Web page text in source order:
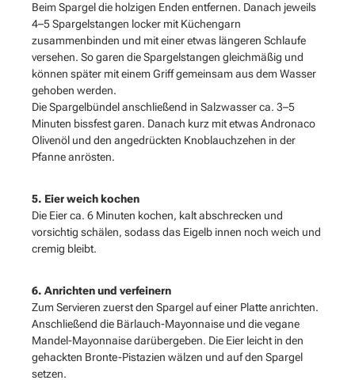
Beim Spargel die holzigen Enden entfernen. Danach jeweils
4–5 Spargelstangen locker mit Küchengarn
zusammenbinden und mit einer etwas längeren Schlaufe
versehen. So garen die Spargelstangen gleichmäßig und
können später mit einem Griff gemeinsam aus dem Wasser
gehoben werden.
Die Spargelbündel anschließend in Salzwasser ca. 3–5
Minuten bissfest garen. Danach kurz mit etwas Andronaco
Olivenöl und den angedrückten Knoblauchzehen in der
Pfanne anrösten.
5. Eier weich kochen
Die Eier ca. 6 Minuten kochen, kalt abschrecken und
vorsichtig schälen, sodass das Eigelb innen noch weich und
cremig bleibt.
6. Anrichten und verfeinern
Zum Servieren zuerst den Spargel auf einer Platte anrichten.
Anschließend die Bärlauch-Mayonnaise und die vegane
Mandel-Mayonnaise darübergeben. Die Eier leicht in den
gehackten Bronte-Pistazien wälzen und auf den Spargel
setzen.